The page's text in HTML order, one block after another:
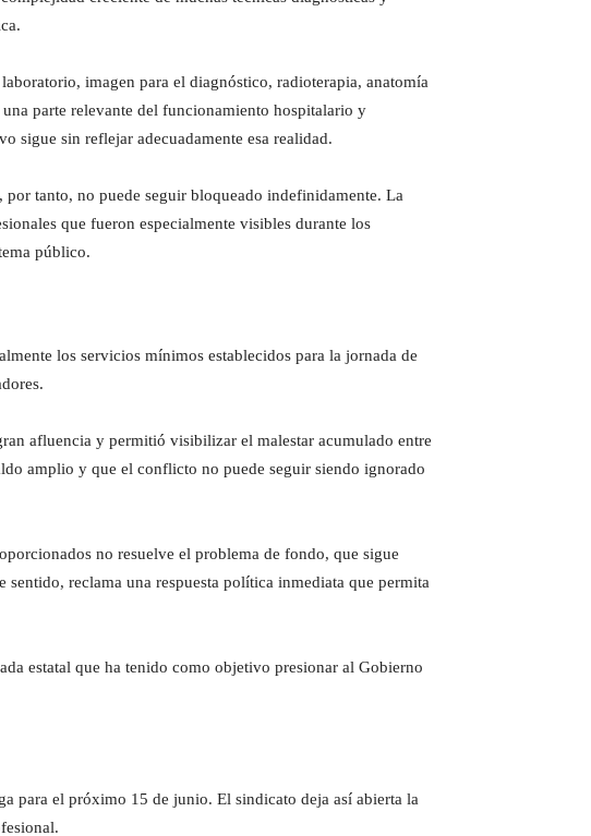
imagen para el diagnóstico, radioterapia, anatomía
parte relevante del funcionamiento hospitalario y
sigue sin reflejar adecuadamente esa realidad.
tanto, no puede seguir bloqueado indefinidamente. La
que fueron especialmente visibles durante los
público.
los servicios mínimos establecidos para la jornada de
afluencia y permitió visibilizar el malestar acumulado entre
amplio y que el conflicto no puede seguir siendo ignorado
no resuelve el problema de fondo, que sigue
reclama una respuesta política inmediata que permita
estatal que ha tenido como objetivo presionar al Gobierno
para el próximo 15 de junio. El sindicato deja así abierta la